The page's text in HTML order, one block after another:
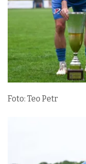
Foto: Teo Petr